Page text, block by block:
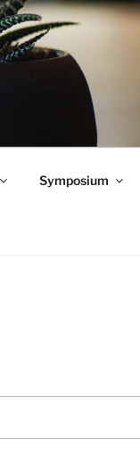
Symposium